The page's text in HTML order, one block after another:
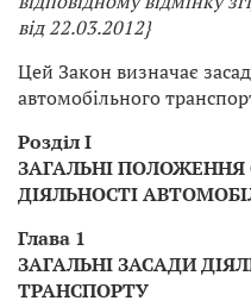
від 22.03.2012}
Цей Закон визначає
автомобільного
Розділ I
ЗАГАЛЬНІ ПОЛОЖЕННЯ
ДІЯЛЬНОСТІ
Глава 1
ЗАГАЛЬНІ ЗАСАДИ
ТРАНСПОРТУ